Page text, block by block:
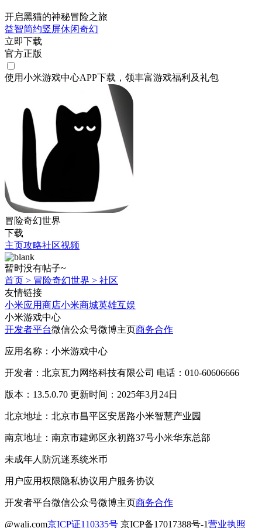
开启黑猫的神秘冒险之旅
益智简约竖屏休闲奇幻
立即下载
官方正版
使用小米游戏中心APP下载 ，领丰富游戏福利 及礼包
冒险奇幻世界
下载
主页攻略社区视频
暂时没有帖子~
首页 > 冒险奇幻世界 > 社区
友情链接
小米应用商店小米商城英雄互娱
小米游戏中心
开发者平台微信公众号微博主页商务合作
应用名称：小米游戏中心
开发者：北京瓦力网络科技有限公司 电话：010-60606666
版本：13.5.0.70 更新时间：2025年3月24日
北京地址：北京市昌平区安居路小米智慧产业园
南京地址：南京市建邺区永初路37号小米华东总部
未成年人防沉迷系统米币
用户应用权限隐私协议用户服务协议
开发者平台微信公众号微博主页商务合作
@wali.com京ICP证110335号 京ICP备17017388号-1营业执照